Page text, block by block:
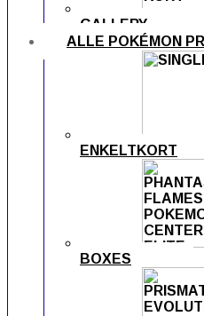
GALLERY
ALLE POKÉMON
ENKELTKORT
BOXES